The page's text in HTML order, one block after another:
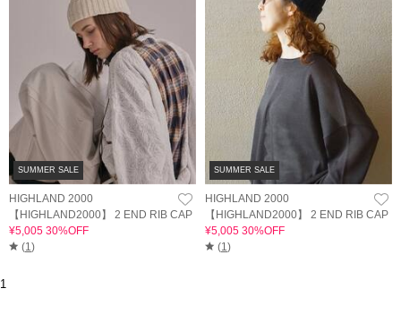
SUMMER SALE
HIGHLAND 2000
【HIGHLAND2000】 2 END RIB CAP
¥5,005 30%OFF
(1)
SUMMER SALE
HIGHLAND 2000
【HIGHLAND2000】 2 END RIB CAP
¥5,005 30%OFF
(1)
1